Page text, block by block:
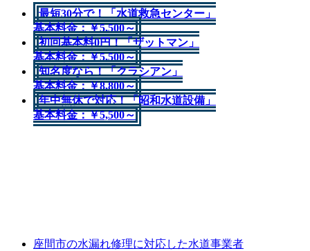
最短30分で！「水道救急センター」
基本料金：￥5,500～
初回基本料0円！「ザットマン」
基本料金：￥5,500～
知名度なら！「クラシアン」
基本料金：￥8,800～
年中無休で対応！「昭和水道設備」
基本料金：￥5,500～
座間市の水漏れ修理に対応した水道事業者